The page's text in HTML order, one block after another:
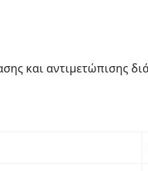
και αντιμετώπισης